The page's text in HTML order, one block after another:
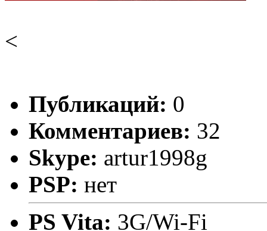
<
Публикаций: 0
Комментариев: 32
Skype: artur1998g
PSP: нет
PS Vita: 3G/Wi-Fi